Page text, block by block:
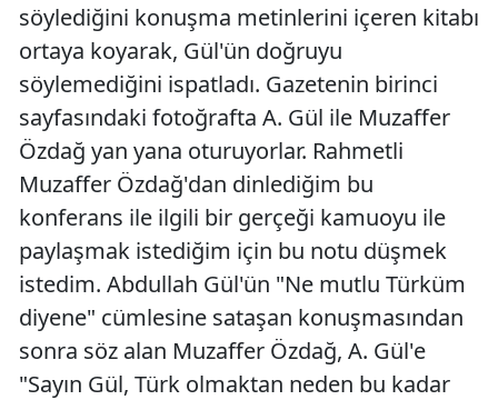
söylediğini konuşma metinlerini içeren kitabı
ortaya koyarak, Gül'ün doğruyu
söylemediğini ispatladı. Gazetenin birinci
sayfasındaki fotoğrafta A. Gül ile Muzaffer
Özdağ yan yana oturuyorlar. Rahmetli
Muzaffer Özdağ'dan dinlediğim bu
konferans ile ilgili bir gerçeği kamuoyu ile
paylaşmak istediğim için bu notu düşmek
istedim. Abdullah Gül'ün "Ne mutlu Türküm
diyene" cümlesine sataşan konuşmasından
sonra söz alan Muzaffer Özdağ, A. Gül'e
"Sayın Gül, Türk olmaktan neden bu kadar